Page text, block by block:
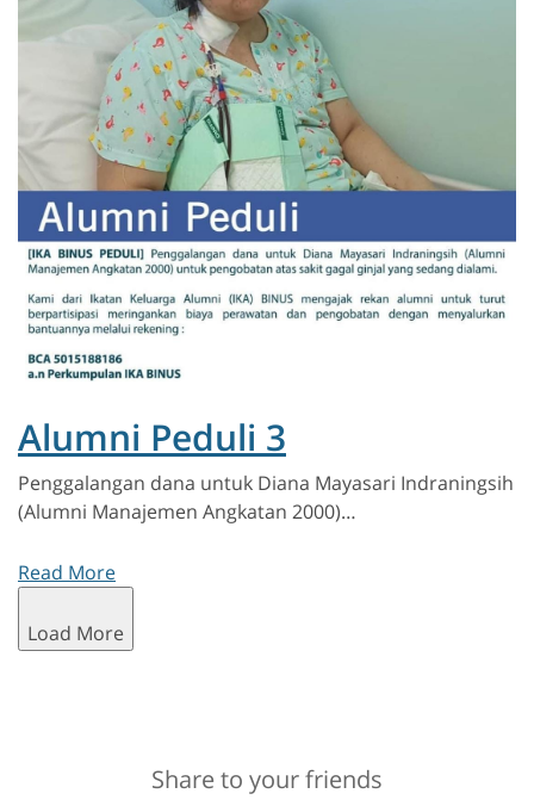
Alumni Peduli 3
Penggalangan dana untuk Diana Mayasari Indraningsih
(Alumni Manajemen Angkatan 2000)…
Read More
Load More
Share to your friends